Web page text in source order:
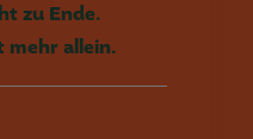
zu Ende.
mehr allein.